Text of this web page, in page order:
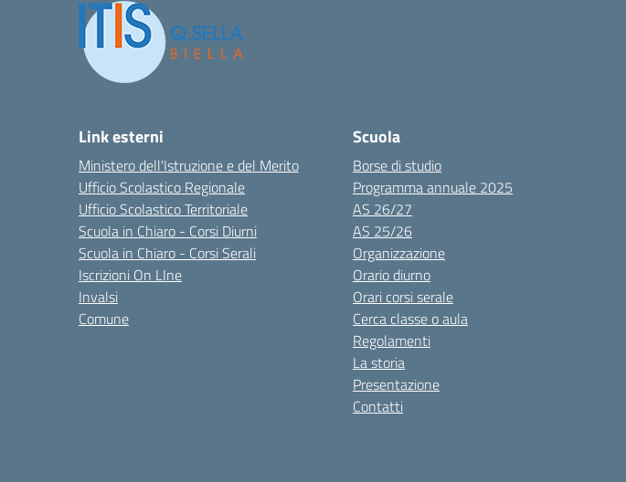
Link esterni
Ministero dell'Istruzione e del Merito
Ufficio Scolastico Regionale
Ufficio Scolastico Territoriale
Scuola in Chiaro - Corsi Diurni
Scuola in Chiaro - Corsi Serali
Iscrizioni On LIne
Invalsi
Comune
Scuola
Borse di studio
Programma annuale 2025
AS 26/27
AS 25/26
Organizzazione
Orario diurno
Orari corsi serale
Cerca classe o aula
Regolamenti
La storia
Presentazione
Contatti